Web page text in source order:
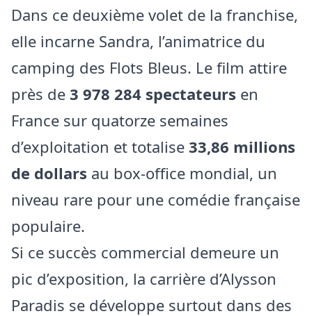
Dans ce deuxième volet de la franchise,
elle incarne Sandra, l’animatrice du
camping des Flots Bleus. Le film attire
près de 3 978 284 spectateurs en
France sur quatorze semaines
d’exploitation et totalise 33,86 millions
de dollars au box‑office mondial, un
niveau rare pour une comédie française
populaire.
Si ce succès commercial demeure un
pic d’exposition, la carrière d’Alysson
Paradis se développe surtout dans des